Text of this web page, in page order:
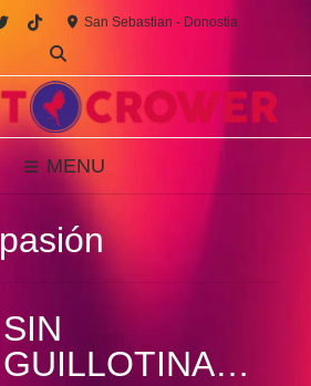
San Sebastian - Donostia
MENU
pasión
SIN
GUILLOTINA…